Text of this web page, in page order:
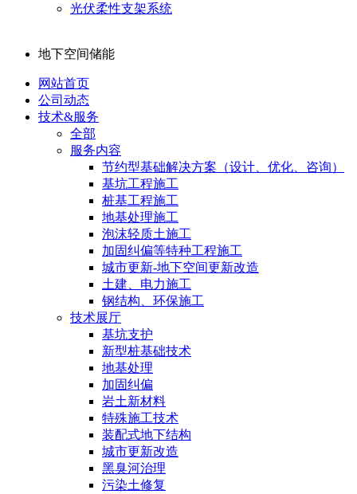
光伏柔性支架系统
地下空间储能
网站首页
公司动态
技术&服务
全部
服务内容
节约型基础解决方案（设计、优化、咨询）
基坑工程施工
桩基工程施工
地基处理施工
泡沫轻质土施工
加固纠偏等特种工程施工
城市更新-地下空间更新改造
土建、电力施工
钢结构、环保施工
技术展厅
基坑支护
新型桩基础技术
地基处理
加固纠偏
岩土新材料
特殊施工技术
装配式地下结构
城市更新改造
黑臭河治理
污染土修复